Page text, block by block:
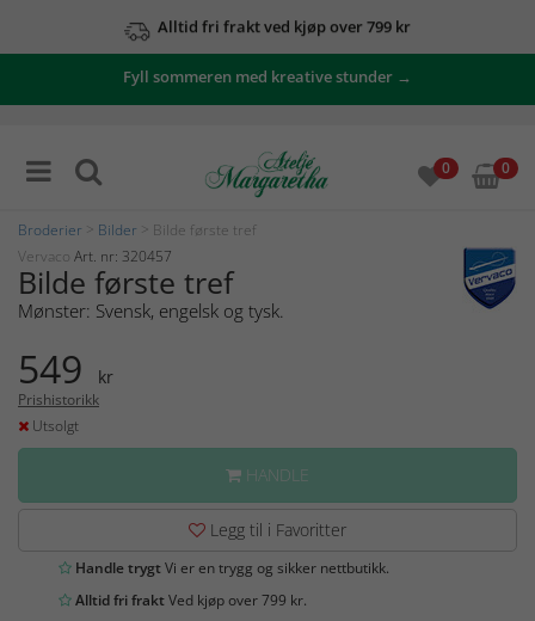
Alltid fri frakt ved kjøp over 799 kr
Fyll sommeren med kreative stunder →
0 0
Broderier Bilder > Bilde første tref
Vervaco Art. nr: 320457
Bilde første tref
Mønster: Svensk, engelsk og tysk.
549 kr
Prishistorikk
Utsolgt
HANDLE
Legg til i Favoritter
Handle trygtVi er en trygg og sikker nettbutikk.
Alltid fri fraktVed kjøp over 799 kr.